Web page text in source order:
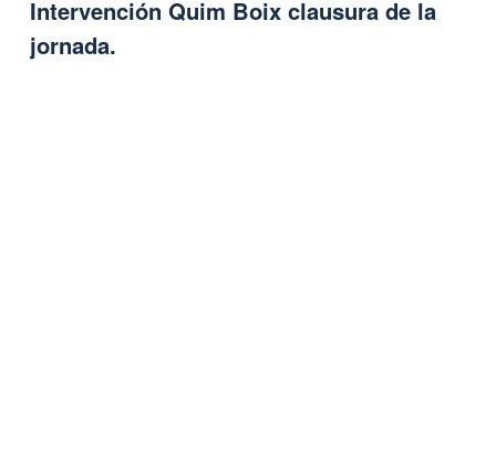
Intervención Quim Boix clausura de la
jornada.